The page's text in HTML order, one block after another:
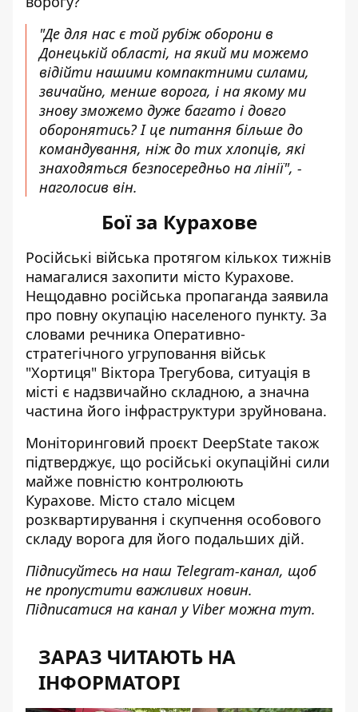
"Де для нас є той рубіж оборони в
Донецькій області, на який ми можемо
відійти нашими компактними силами,
звичайно, менше ворога, і на якому ми
знову зможемо дуже багато і довго
оборонятись? І це питання більше до
командування, ніж до тих хлопців, які
знаходяться безпосередньо на лінії", -
наголосив він.
Бої за Курахове
Російські війська протягом кількох тижнів
намагалися захопити місто Курахове.
Нещодавно російська пропаганда заявила
про повну окупацію населеного пункту. За
словами речника Оперативно-
стратегічного угруповання військ
"Хортиця" Віктора Трегубова, ситуація в
місті є надзвичайно складною, а значна
частина його інфраструктури зруйнована.
Моніторинговий проєкт DeepState також
підтверджує, що російські окупаційні сили
майже повністю контролюють
Курахове. Місто стало місцем
розквартирування і скупчення особового
складу ворога для його подальших дій.
Підписуйтесь на наш Telegram-канал, щоб
не пропустити важливих новин.
Підписатися на канал у Viber можна тут.
ЗАРАЗ ЧИТАЮТЬ НА
ІНФОРМАТОРІ